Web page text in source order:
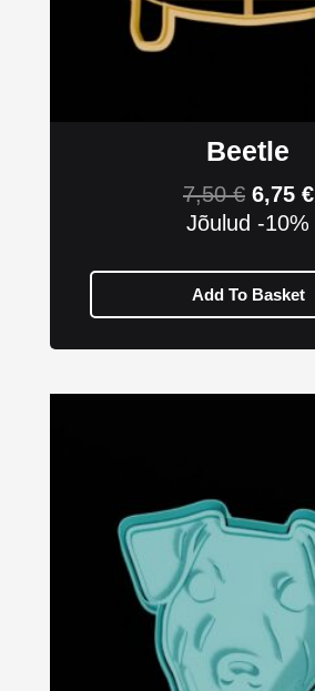
Beetle
7,50€ 6,75 €
Jõulud -10%
Add To Basket